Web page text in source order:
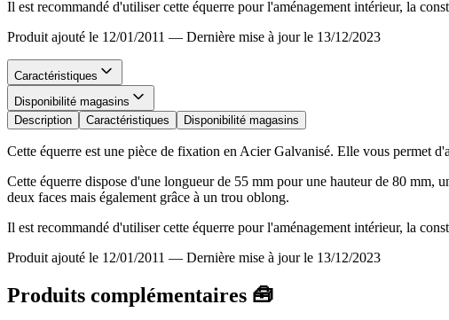
Il est recommandé d'utiliser cette équerre pour l'aménagement intérieur, la
Produit ajouté le 12/01/2011 — Dernière mise à jour le 13/12/2023
Caractéristiques
Disponibilité magasins
Description
Caractéristiques Disponibilité magasins
Cette équerre est une pièce de fixation en Acier Galvanisé. Elle vous permet
Cette équerre dispose d'une longueur de 55 mm pour une hauteur de 80 mm,
deux faces mais également grâce à un trou oblong.
Il est recommandé d'utiliser cette équerre pour l'aménagement intérieur, la
Produit ajouté le 12/01/2011 — Dernière mise à jour le 13/12/2023
Produits complémentaires 🧰